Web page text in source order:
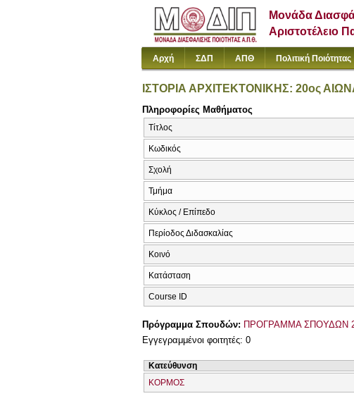
Μονάδα
Αριστοτέλειο
Αρχή ΣΔΠ ΑΠΘ Πολιτική Ποιότητας
ΙΣΤΟΡΙΑ ΑΡΧΙΤΕΚΤΟΝΙΚΗΣ: 20ος
Πληροφορίες Μαθήματος
Τίτλος
Κωδικός
Σχολή
Τμήμα
Κύκλος / Επίπεδο
Περίοδος Διδασκαλίας
Κοινό
Κατάσταση
Course ID
Πρόγραμμα Σπουδών: ΠΡΟΓΡΑΜΜΑ ΣΠΟΥΔΩΝ
Εγγεγραμμένοι φοιτητές: 0
Κατεύθυνση
ΚΟΡΜΟΣ